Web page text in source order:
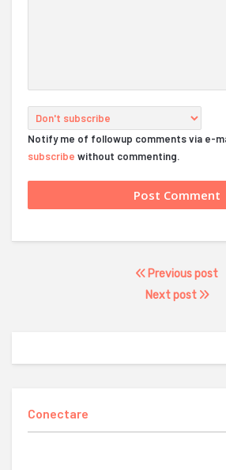
Notify me of followup comments via e-
subscribe without commenting.
Previous post
Next post
Conectare